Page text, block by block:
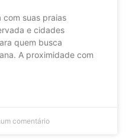
com suas praias
e cidades
quem busca
A proximidade com
comentário